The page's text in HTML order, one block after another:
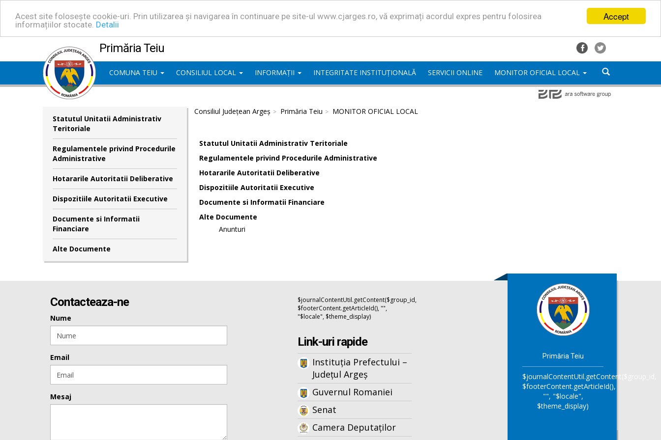
Accept
Acest site folosește cookie-uri. Prin utilizarea și navigarea în continuare pe site-ul www.cjarges.ro, vă exprimați acordul expres pentru folosirea
informațiilor stocate. Detalii
Primăria Teiu
COMUNA TEIU CONSILIUL LOCAL INFORMAȚII INTEGRITATE INSTITUȚIONALĂ SERVICII ONLINE MONITOR OFICIAL LOCAL
Statutul Unitatii Administrativ
Teritoriale
Regulamentele privind Procedurile
Administrative
Hotararile Autoritatii Deliberative
Dispozitiile Autoritatii Executive
Documente si Informatii
Financiare
Alte Documente
Consiliul Județean Argeș Primăria Teiu MONITOR OFICIAL LOCAL
Statutul Unitatii Administrativ Teritoriale
Regulamentele privind Procedurile Administrative
Hotararile Autoritatii Deliberative
Dispozitiile Autoritatii Executive
Documente si Informatii Financiare
Alte Documente
Anunturi
Contacteaza-ne
Nume
Email
Mesaj
$journalContentUtil.getContent($group_id,
$footerContent.getArticleId(), "",
"$locale", $theme_display)
Link-uri rapide
Instituția Prefectului –
Județul Argeș
Guvernul Romaniei
Senat
Camera Deputaților
Primăria Teiu
$journalContentUtil.getContent($group_id,
$footerContent.getArticleId(),
"", "$locale",
$theme_display)